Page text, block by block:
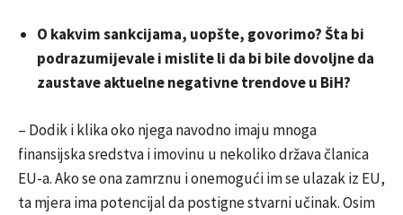
O kakvim sankcijama, uopšte, govorimo? Šta bi
podrazumijevale i mislite li da bi bile dovoljne da
zaustave aktuelne negativne trendove u BiH?
– Dodik i klika oko njega navodno imaju mnoga
finansijska sredstva i imovinu u nekoliko država članica
EU-a. Ako se ona zamrznu i onemogući im se ulazak iz EU,
ta mjera ima potencijal da postigne stvarni učinak. Osim